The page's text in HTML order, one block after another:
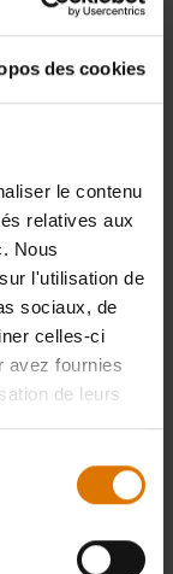
des cookies
le contenu
relatives aux
Nous
l'utilisation de
sociaux, de
celles-ci
avez fournies
de leurs
(80)